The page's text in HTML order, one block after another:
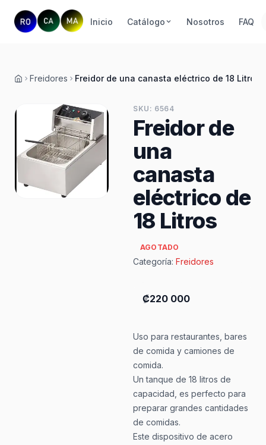
Inicio Catálogo Nosotros FAQ
Inicio
Freidores Freidor de una canasta eléctrico de 18 Litros
SKU: 6564
Freidor de
una
canasta
eléctrico de
18 Litros
AGOTADO
Categoría: Freidores
₡220 000
Uso para restaurantes, bares
de comida y camiones de
comida.
Un tanque de 18 litros de
capacidad, es perfecto para
preparar grandes cantidades
de comidas.
Este dispositivo de acero